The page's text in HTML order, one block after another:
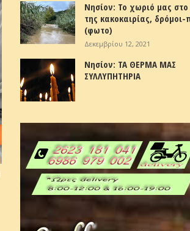
Νησίον: Το χωριό μας στο
της κακοκαιρίας, δρόμοι-
(φωτο)
Δεκεμβρίου 12, 2021
Νησίον: ΤΑ ΘΕΡΜΑ ΜΑΣ
ΣΥΛΛΥΠΗΤΗΡΙΑ